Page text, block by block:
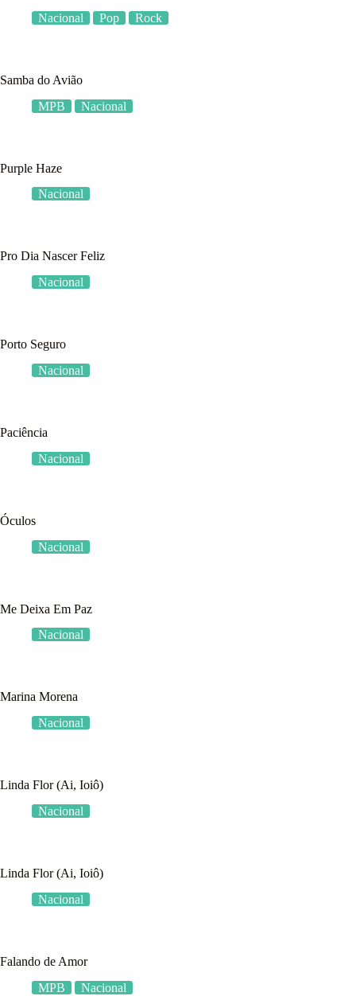
Nacional
Pop Rock
Samba do Avião
MPB
Nacional
Purple Haze
Nacional
Pro Dia Nascer Feliz
Nacional
Porto Seguro
Nacional
Paciência
Nacional
Óculos
Nacional
Me Deixa Em Paz
Nacional
Marina Morena
Nacional
Linda Flor (Ai, Ioiô)
Nacional
Linda Flor (Ai, Ioiô)
Nacional
Falando de Amor
MPB
Nacional